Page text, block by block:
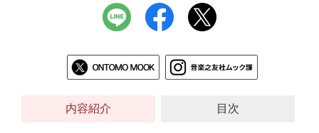
内容紹介 目次